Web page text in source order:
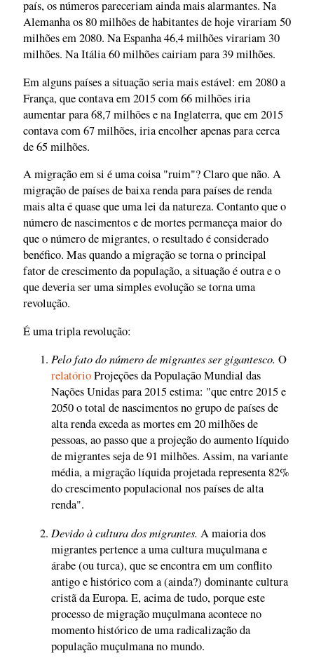
país, os números pareceriam ainda mais alarmantes. Na
Alemanha os 80 milhões de habitantes de hoje virariam 50
milhões em 2080. Na Espanha 46,4 milhões virariam 30
milhões. Na Itália 60 milhões cairiam para 39 milhões.
Em alguns países a situação seria mais estável: em 2080 a
França, que contava em 2015 com 66 milhões iria
aumentar para 68,7 milhões e na Inglaterra, que em 2015
contava com 67 milhões, iria encolher apenas para cerca
de 65 milhões.
A migração em si é uma coisa "ruim"? Claro que não. A
migração de países de baixa renda para países de renda
mais alta é quase que uma lei da natureza. Contanto que o
número de nascimentos e de mortes permaneça maior do
que o número de migrantes, o resultado é considerado
benéfico. Mas quando a migração se torna o principal
fator de crescimento da população, a situação é outra e o
que deveria ser uma simples evolução se torna uma
revolução.
É uma tripla revolução:
Pelo fato do número de migrantes ser gigantesco. O
relatórioProjeções da População Mundial das
Nações Unidas para 2015 estima: "que entre 2015 e
2050 o total de nascimentos no grupo de países de
alta renda exceda as mortes em 20 milhões de
pessoas, ao passo que a projeção do aumento líquido
de migrantes seja de 91 milhões. Assim, na variante
média, a migração líquida projetada representa 82%
do crescimento populacional nos países de alta
renda".
Devido à cultura dos migrantes. A maioria dos
migrantes pertence a uma cultura muçulmana e
árabe (ou turca), que se encontra em um conflito
antigo e histórico com a (ainda?) dominante cultura
cristã da Europa. E, acima de tudo, porque este
processo de migração muçulmana acontece no
momento histórico de uma radicalização da
população muçulmana no mundo.